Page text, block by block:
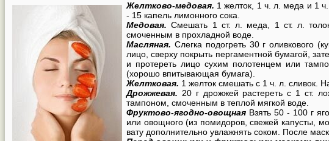
Желтково-медовая. 1 желток, 1 ч. л. меда и 1
- 15 капель лимонного сока.
Медовая. Смешать 1 ст. л. меда, 1 ст. л.
смоченным в прохладной воде.
Масляная. Слегка подогреть 30 г оливкового
лицо, сверху покрыть пергаментной бумагой,
и протереть лицо сухим полотенцем или
(хорошо впитывающая бумага).
Желтковая. 1 желток смешать с 1 ч. л. сливок.
Дрожжевая. 20 г дрожжей растереть с 1 ст.
тампоном, смоченным в теплой мягкой воде.
Фруктово-ягодно-овощная Взять 50 - 100 г
или овощного (из помидоров, свежей капусты,
вату дополнительно увлажнять соком. После